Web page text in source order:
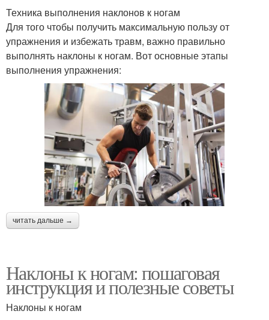
Техника выполнения наклонов к ногам
Для того чтобы получить максимальную пользу от
упражнения и избежать травм, важно правильно
выполнять наклоны к ногам. Вот основные этапы
выполнения упражнения:
читать дальше →
Наклоны к ногам: пошаговая
инструкция и полезные советы
Наклоны к ногам